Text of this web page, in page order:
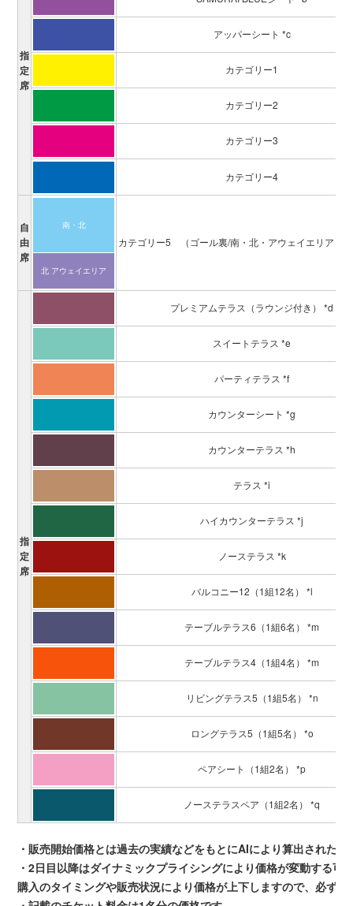
指
定
席
アッパーシート *c
カテゴリー1
カテゴリー2
カテゴリー3
カテゴリー4
自
由
席
南・北
北 アウェイ エリア
カテゴリー5 （ゴール裏/南・北・アウェイエリア）
指
定
席
プレミアムテラス（ラウンジ付き） *d
スイートテラス *e
パーティテラス *f
カウンターシート *g
カウンターテラス *h
テラス *i
ハイカウンターテラス *j
ノーステラス *k
バルコニー12（1組12名） *l
テーブルテラス6（1組6名） *m
テーブルテラス4（1組4名） *m
リビングテラス5（1組5名） *n
ロングテラス5（1組5名） *o
ペアシート（1組2名） *p
ノーステラスペア（1組2名） *q
・販売開始価格とは過去の実績などをもとにAIにより算出された
・2日目以降はダイナミックプライシングにより価格が変動する可
購入のタイミングや販売状況により価格が上下しますので、必ず